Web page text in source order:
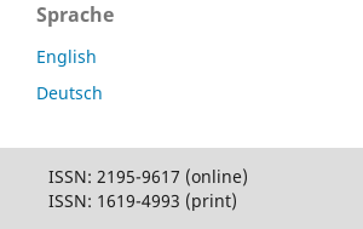
Sprache
English
Deutsch
ISSN: 2195-9617 (online)
ISSN: 1619-4993 (print)